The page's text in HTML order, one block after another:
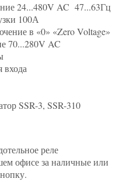
24...480V AC 47...63Гц
100А
в «0» «Zero Voltage»
70...280V AC
входа
SSR-3, SSR-310
реле
офисе за наличные или